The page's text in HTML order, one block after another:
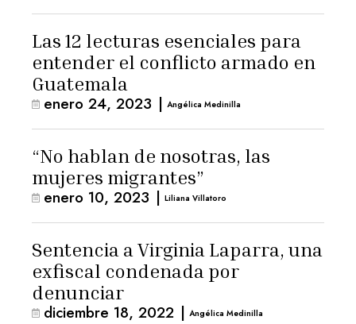
Las 12 lecturas esenciales para
entender el conflicto armado en
Guatemala
enero 24, 2023 | Angélica Medinilla
“No hablan de nosotras, las
mujeres migrantes”
enero 10, 2023 | Liliana Villatoro
Sentencia a Virginia Laparra, una
exfiscal condenada por
denunciar
diciembre 18, 2022 | Angélica Medinilla